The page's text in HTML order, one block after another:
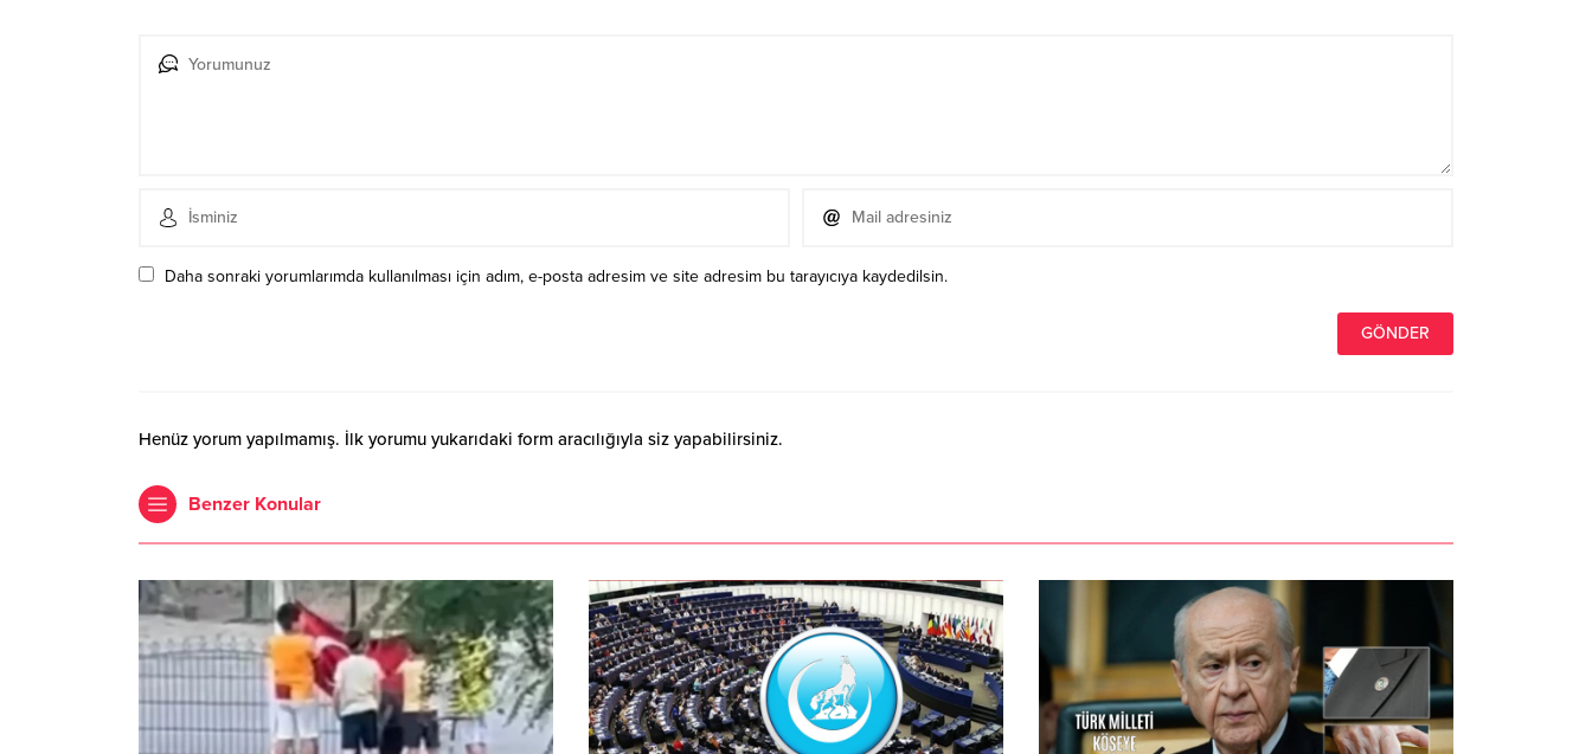
Daha sonraki yorumlarımda kullanılması için adım, e-posta adresim ve site adresim bu tarayıcıya kaydedilsin.
Henüz yorum yapılmamış. İlk yorumu yukarıdaki form aracılığıyla siz yapabilirsiniz.
Benzer Konular